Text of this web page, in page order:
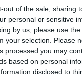
out of the sale, sharing
personal or sensitive
by us, please use
your selection. Please
processed you may
based on personal
disclosed to
în format
începe să
Cărţile tipărite